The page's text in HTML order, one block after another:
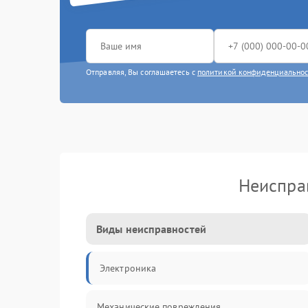
Отправляя, Вы соглашаетесь с политикой
Виды неисправностей
Электроника